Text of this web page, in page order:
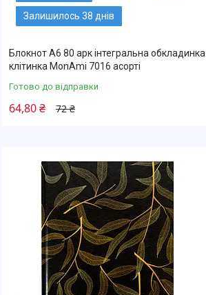
Залишилось 38 днів
Блокнот А6 80 арк інтегральна обкладинка
клітинка MonAmi 7016 асорті
Готово до відправки
72 ₴
64,80 ₴